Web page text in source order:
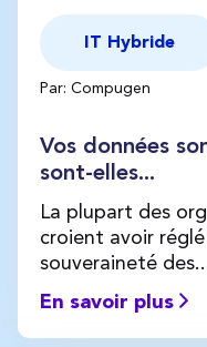
IT Hybride
Par: Compugen
Vos données
sont-elles...
La plupart des
croient avoir
souveraineté
En savoir plus